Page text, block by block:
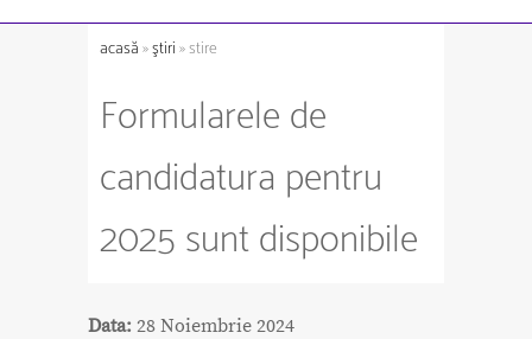
acasă»ştiri» stire
Formularele de
candidatura pentru
2025 sunt disponibile
Data: 28 Noiembrie 2024